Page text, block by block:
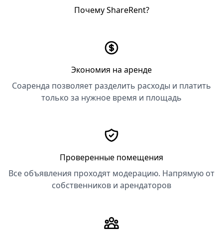
Почему ShareRent?
Экономия на аренде
Соаренда позволяет разделить расходы и платить
только за нужное время и площадь
Проверенные помещения
Все объявления проходят модерацию. Напрямую от
собственников и арендаторов